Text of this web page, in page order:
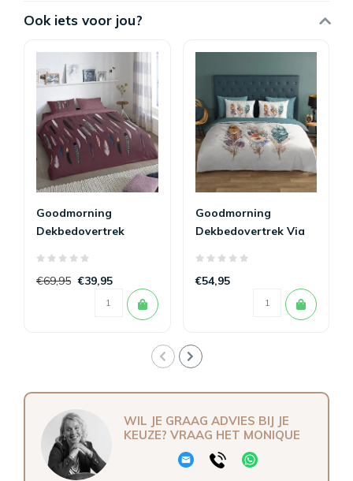
Ook iets voor jou?
Goodmorning
Dekbedovertrek
€69,95 €39,95
Goodmorning
Dekbedovertrek Via
€54,95
WIL JE GRAAG ADVIES BIJ JE
KEUZE? VRAAG HET MONIQUE